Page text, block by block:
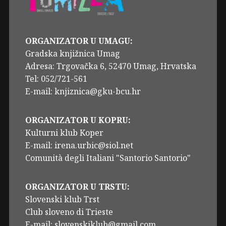
ORGANIZATOR U UMAGU:
Gradska knjižnica Umag
Adresa: Trgovačka 6, 52470 Umag, Hrvatska
Tel: 052/721-561
E-mail: knjiznica@gku-bcu.hr
ORGANIZATOR U KOPRU:
Kulturni klub Koper
E-mail: irena.urbic@siol.net
Comunità degli Italiani "Santorio Santorio"
ORGANIZATOR U TRSTU:
Slovenski klub Trst
Club sloveno di Trieste